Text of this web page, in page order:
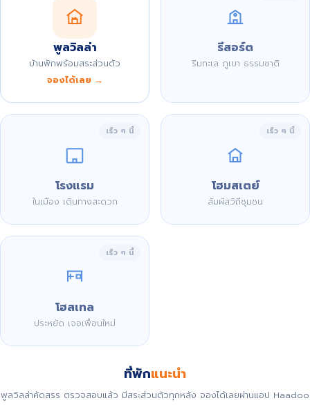
พูลวิลล่า
บ้านพักพร้อมสระส่วนตัว
จองได้เลย →
รีสอร์ต
ริมทะเล ภูเขา ธรรมชาติ
เร็ว ๆ นี้
โรงแรม
ในเมือง เดินทางสะดวก
เร็ว ๆ นี้
โฮมสเตย์
สัมผัสวิถีชุมชน
เร็ว ๆ นี้
โฮสเทล
ประหยัด เจอเพื่อนใหม่
ที่พักแนะนำ
พูลวิลล่าคัดสรร ตรวจสอบแล้ว มีสระส่วนตัวทุกหลัง จองได้เลยผ่านแอป Haadoo